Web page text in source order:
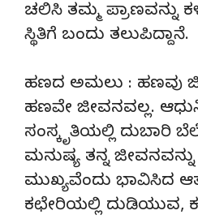
ಚಲಿಸಿ ತಮ್ಮ ಪ್ರಾಣವನ್ನು
ಸ್ಥಿತಿಗೆ ಬಂದು ತಲುಪಿದ್ದಾನೆ.
ಹಣದ ಅಮಲು : ಹಣವು
ಹಣವೇ ಜೀವನವಲ್ಲ.
ಸಂಸ್ಕೃತಿಯಲ್ಲಿ ದುಬಾರಿ
ಮನುಷ್ಯ ತನ್ನ
ಮುಖ್ಯವೆಂದು ಭಾವಿಸಿದ
ಕಛೇರಿಯಲ್ಲಿ ದುಡಿಯುವ,